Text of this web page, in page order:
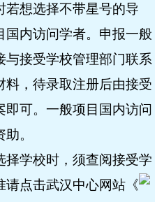
若想选择不带星号的导
国内访问学者。申报一般
与接受学校管理部门联系
料，待录取注册后由接受
可。一般项目国内访问
。
择学校时，须查阅接受学
请点击武汉中心网站《